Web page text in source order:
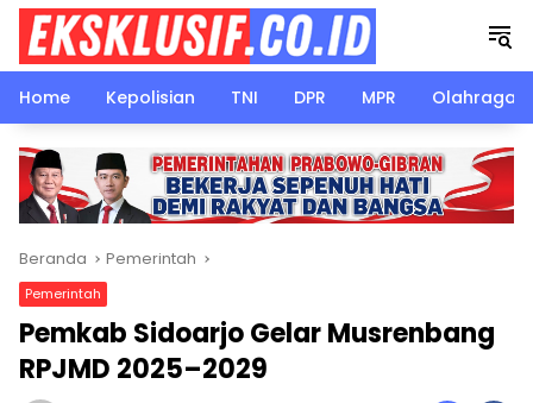
Langsung
konten
Home
Kepolisian TNI DPR MPR Olahraga
Beranda Pemerintah
Pemerintah
Pemkab Sidoarjo Gelar Musrenbang
RPJMD 2025–2029